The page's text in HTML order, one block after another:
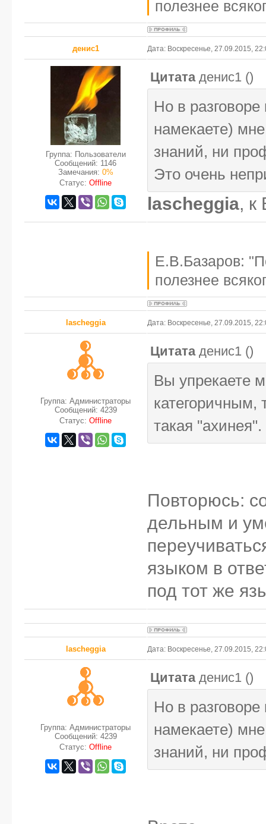
полезнее
денис1 Дата: Воскресенье, 27.09.2015,
Группа: Пользователи
Сообщений: 1146
Замечания: 0%
Статус: Offline
Цитата денис1 ()
Но в
намекаете)
знаний, ни
Это очень
lascheggia, к
Е.В.Базаров:
полезнее
lascheggia Дата: Воскресенье, 27.09.2015,
Группа: Администраторы
Сообщений: 4239
Статус: Offline
Цитата денис1 ()
Вы упрекаете
категоричным,
такая "ахинея".
Повторюсь:
дельным и
языком в
под тот же
lascheggia Дата: Воскресенье, 27.09.2015,
Группа: Администраторы
Сообщений: 4239
Статус: Offline
Цитата денис1 ()
Но в
намекаете)
знаний, ни